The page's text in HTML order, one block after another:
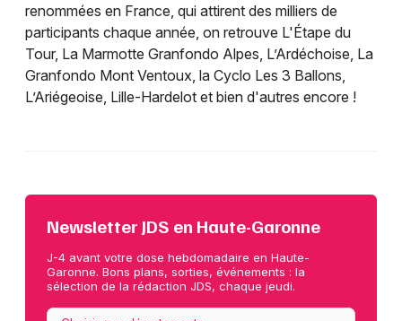
renommées en France, qui attirent des milliers de
participants chaque année, on retrouve L'Étape du
Tour, La Marmotte Granfondo Alpes, L’Ardéchoise, La
Granfondo Mont Ventoux, la Cyclo Les 3 Ballons,
L’Ariégeoise, Lille-Hardelot et bien d'autres encore !
Newsletter JDS en Haute-Garonne
J-4 avant votre dose hebdomadaire en Haute-
Garonne. Bons plans, sorties, événements : la
sélection de la rédaction JDS, chaque jeudi.